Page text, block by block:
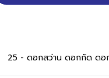
25 - ดอกสว่าน ดอกกัด ดอก